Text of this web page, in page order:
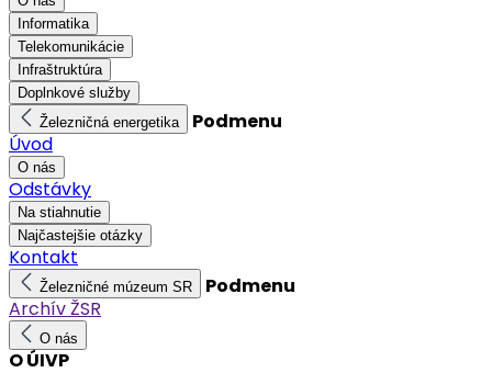
Informatika
Telekomunikácie
Infraštruktúra
Doplnkové služby
Železničná energetika
Podmenu
Úvod
O nás
Odstávky
Na stiahnutie
Najčastejšie otázky
Kontakt
Železničné múzeum SR
Podmenu
Archív ŽSR
O nás
O ÚIVP